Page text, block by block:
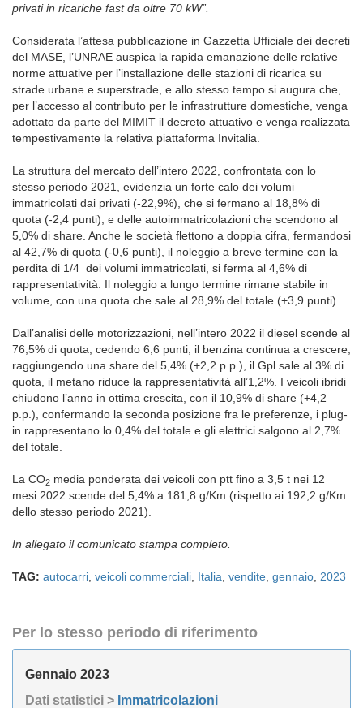
privati in ricariche fast da oltre 70 kW”.
Considerata l’attesa pubblicazione in Gazzetta Ufficiale dei decreti
del MASE, l’UNRAE auspica la rapida emanazione delle relative
norme attuative per l’installazione delle stazioni di ricarica su
strade urbane e superstrade, e allo stesso tempo si augura che,
per l’accesso al contributo per le infrastrutture domestiche, venga
adottato da parte del MIMIT il decreto attuativo e venga realizzata
tempestivamente la relativa piattaforma Invitalia.
La struttura del mercato dell’intero 2022, confrontata con lo
stesso periodo 2021, evidenzia un forte calo dei volumi
immatricolati dai privati (-22,9%), che si fermano al 18,8% di
quota (-2,4 punti), e delle autoimmatricolazioni che scendono al
5,0% di share. Anche le società flettono a doppia cifra, fermandosi
al 42,7% di quota (-0,6 punti), il noleggio a breve termine con la
perdita di 1/4 dei volumi immatricolati, si ferma al 4,6% di
rappresentatività. Il noleggio a lungo termine rimane stabile in
volume, con una quota che sale al 28,9% del totale (+3,9 punti).
Dall’analisi delle motorizzazioni, nell’intero 2022 il diesel scende al
76,5% di quota, cedendo 6,6 punti, il benzina continua a crescere,
raggiungendo una share del 5,4% (+2,2 p.p.), il Gpl sale al 3% di
quota, il metano riduce la rappresentatività all’1,2%. I veicoli ibridi
chiudono l’anno in ottima crescita, con il 10,9% di share (+4,2
p.p.), confermando la seconda posizione fra le preferenze, i plug-
in rappresentano lo 0,4% del totale e gli elettrici salgono al 2,7%
del totale.
La CO2 media ponderata dei veicoli con ptt fino a 3,5 t nei 12
mesi 2022 scende del 5,4% a 181,8 g/Km (rispetto ai 192,2 g/Km
dello stesso periodo 2021).
In allegato il comunicato stampa completo.
TAG: autocarri veicoli commerciali Italia vendite gennaio 2023
Per lo stesso periodo di riferimento
Gennaio 2023
Dati statistici > Immatricolazioni